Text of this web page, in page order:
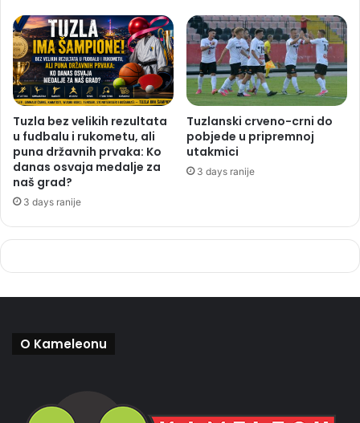
Tuzla bez velikih rezultata
u fudbalu i rukometu, ali
puna državnih prvaka: Ko
danas osvaja medalje za
naš grad?
3 days ranije
Tuzlanski crveno-crni do
pobjede u pripremnoj
utakmici
3 days ranije
O Kameleonu